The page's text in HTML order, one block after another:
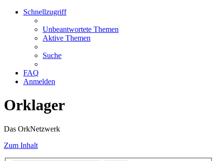
Schnellzugriff
Unbeantwortete Themen
Aktive Themen
Suche
FAQ
Anmelden
Orklager
Das OrkNetzwerk
Zum Inhalt